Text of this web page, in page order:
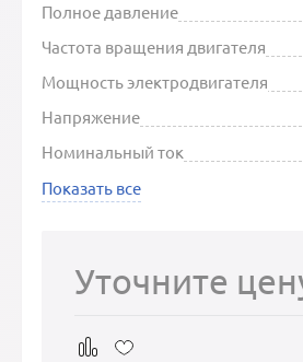
Полное давление
Частота вращения двигателя
Мощность электродвигателя
Напряжение
Номинальный ток
Показать все
Уточните